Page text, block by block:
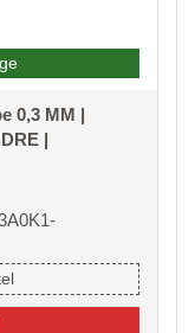
0,3 MM |
|